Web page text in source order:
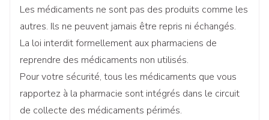
Profondeur 15 mm
Quantité Du
Paquet
4
Préservation
Température ambiante (15°C -
25°C)
Les médicaments ne sont pas des produits comme les
autres. Ils ne peuvent jamais être repris ni échangés.
La loi interdit formellement aux pharmaciens de
reprendre des médicaments non utilisés.
Pour votre sécurité, tous les médicaments que vous
rapportez à la pharmacie sont intégrés dans le circuit
de collecte des médicaments périmés.